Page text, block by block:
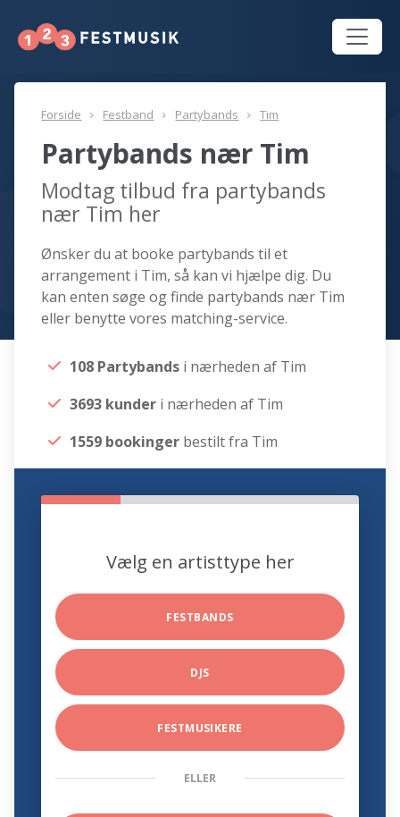
Forside Festband Partybands Tim
Partybands nær Tim
Modtag tilbud fra partybands
nær Tim her
Ønsker du at booke partybands til et
arrangement i Tim, så kan vi hjælpe dig. Du
kan enten søge og finde partybands nær Tim
eller benytte vores matching-service.
108 Partybands i nærheden af Tim
3693 kunder i nærheden af Tim
1559 bookinger bestilt fra Tim
Vælg en artisttype her
FESTBANDS
DJS
FESTMUSIKERE
ELLER